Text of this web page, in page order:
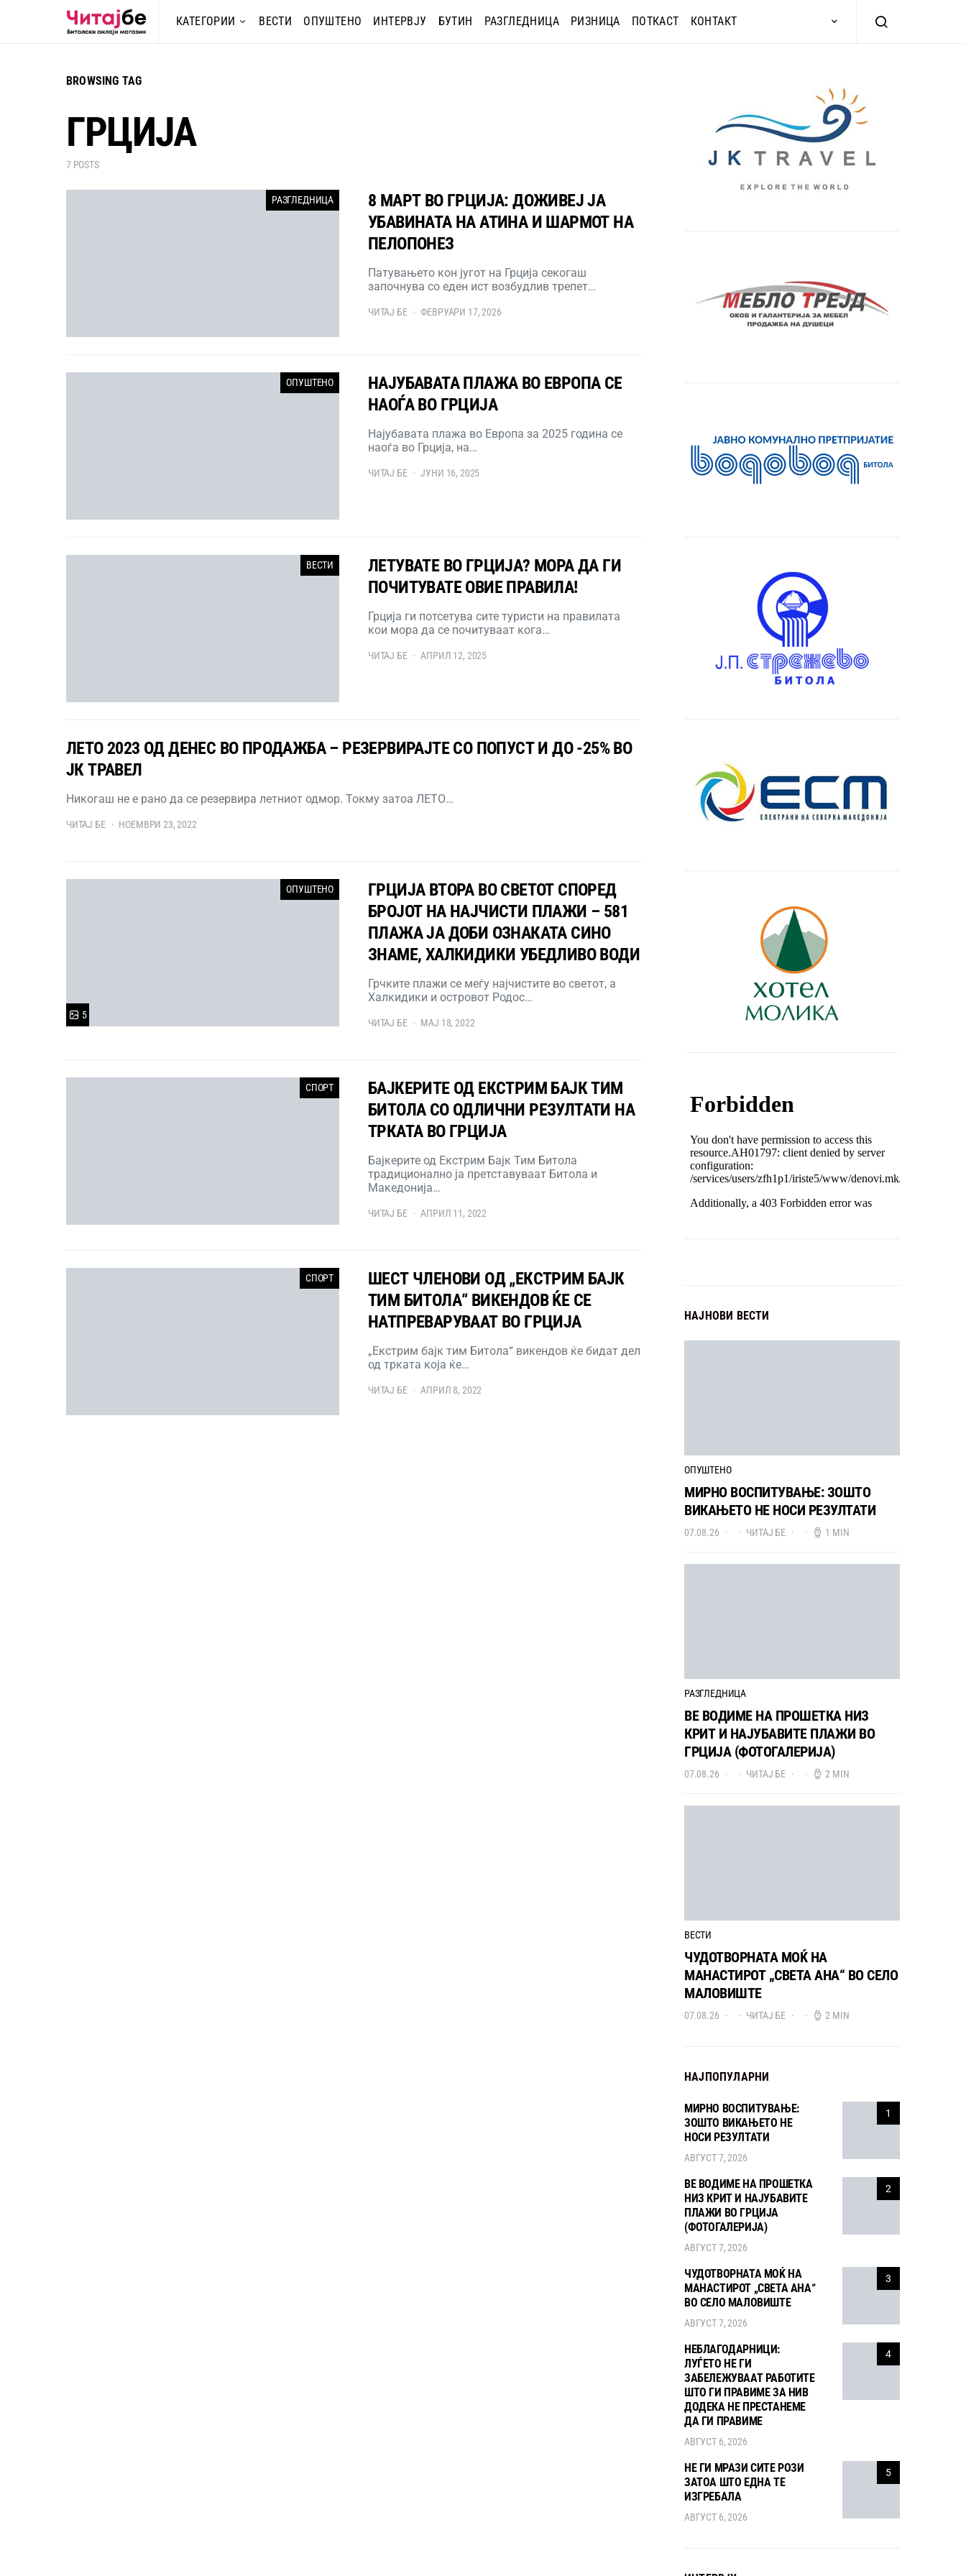
КАТЕГОРИИ ВЕСТИ ОПУШТЕНО ИНТЕРВЈУ БУТИН РАЗГЛЕДНИЦА РИЗНИЦА ПОТКАСТ КОНТАКТ
BROWSING TAG
ГРЦИЈА
7 POSTS
РАЗГЛЕДНИЦА
8 МАРТ ВО ГРЦИЈА: ДОЖИВЕЈ ЈА
УБАВИНАТА НА АТИНА И ШАРМОТ НА
ПЕЛОПОНЕЗ
Патувањето кон југот на Грција секогаш
започнува со еден ист возбудлив трепет…
ЧИТАЈ БЕ ФЕВРУАРИ 17, 2026
ОПУШТЕНО
НАЈУБАВАТА ПЛАЖА ВО ЕВРОПА СЕ
НАОЃА ВО ГРЦИЈА
Најубавата плажа во Европа за 2025 година се
наоѓа во Грција, на…
ЧИТАЈ БЕ ЈУНИ 16, 2025
ВЕСТИ
ЛЕТУВАТЕ ВО ГРЦИЈА? МОРА ДА ГИ
ПОЧИТУВАТЕ ОВИЕ ПРАВИЛА!
Грција ги потсетува сите туристи на правилата
кои мора да се почитуваат кога…
ЧИТАЈ БЕ АПРИЛ 12, 2025
ЛЕТО 2023 ОД ДЕНЕС ВО ПРОДАЖБА – РЕЗЕРВИРАЈТЕ СО ПОПУСТ И ДО -25% ВО
ЈК ТРАВЕЛ
Никогаш не е рано да се резервира летниот одмор. Токму затоа ЛЕТО…
ЧИТАЈ БЕ НОЕМВРИ 23, 2022
ОПУШТЕНО
5
ГРЦИЈА ВТОРА ВО СВЕТОТ СПОРЕД
БРОЈОТ НА НАЈЧИСТИ ПЛАЖИ – 581
ПЛАЖА ЈА ДОБИ ОЗНАКАТА СИНО
ЗНАМЕ, ХАЛКИДИКИ УБЕДЛИВО ВОДИ
Грчките плажи се меѓу најчистите во светот, а
Халкидики и островот Родос…
ЧИТАЈ БЕ МАЈ 18, 2022
СПОРТ
БАЈКЕРИТЕ ОД ЕКСТРИМ БАЈК ТИМ
БИТОЛА СО ОДЛИЧНИ РЕЗУЛТАТИ НА
ТРКАТА ВО ГРЦИЈА
Бајкерите од Екстрим Бајк Тим Битола
традиционално ја претставуваат Битола и
Македонија…
ЧИТАЈ БЕ АПРИЛ 11, 2022
СПОРТ
ШЕСТ ЧЛЕНОВИ ОД „ЕКСТРИМ БАЈК
ТИМ БИТОЛА“ ВИКЕНДОВ ЌЕ СЕ
НАТПРЕВАРУВААТ ВО ГРЦИЈА
„Екстрим бајк тим Битола“ викендов ќе бидат дел
од трката која ќе…
ЧИТАЈ БЕ АПРИЛ 8, 2022
НАЈНОВИ ВЕСТИ
ОПУШТЕНО
МИРНО ВОСПИТУВАЊЕ: ЗОШТО
ВИКАЊЕТО НЕ НОСИ РЕЗУЛТАТИ
07.08.26 ЧИТАЈ БЕ 1 MIN
РАЗГЛЕДНИЦА
ВЕ ВОДИМЕ НА ПРОШЕТКА НИЗ
КРИТ И НАЈУБАВИТЕ ПЛАЖИ ВО
ГРЦИЈА (ФОТОГАЛЕРИЈА)
07.08.26 ЧИТАЈ БЕ 2 MIN
ВЕСТИ
ЧУДОТВОРНАТА МОЌ НА
МАНАСТИРОТ „СВЕТА АНА“ ВО СЕЛО
МАЛОВИШТЕ
07.08.26 ЧИТАЈ БЕ 2 MIN
НАЈПОПУЛАРНИ
1
МИРНО ВОСПИТУВАЊЕ:
ЗОШТО ВИКАЊЕТО НЕ
НОСИ РЕЗУЛТАТИ
АВГУСТ 7, 2026
2
ВЕ ВОДИМЕ НА ПРОШЕТКА
НИЗ КРИТ И НАЈУБАВИТЕ
ПЛАЖИ ВО ГРЦИЈА
(ФОТОГАЛЕРИЈА)
АВГУСТ 7, 2026
3
ЧУДОТВОРНАТА МОЌ НА
МАНАСТИРОТ „СВЕТА АНА“
ВО СЕЛО МАЛОВИШТЕ
АВГУСТ 7, 2026
4
НЕБЛАГОДАРНИЦИ:
ЛУЃЕТО НЕ ГИ
ЗАБЕЛЕЖУВААТ РАБОТИТЕ
ШТО ГИ ПРАВИМЕ ЗА НИВ
ДОДЕКА НЕ ПРЕСТАНЕМЕ
ДА ГИ ПРАВИМЕ
АВГУСТ 6, 2026
5
НЕ ГИ МРАЗИ СИТЕ РОЗИ
ЗАТОА ШТО ЕДНА ТЕ
ИЗГРЕБАЛА
АВГУСТ 6, 2026